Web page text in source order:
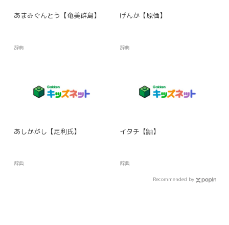
あまみぐんとう【奄美群島】
辞典
げんか【原価】
辞典
あしかがし【足利氏】
辞典
イタチ【鼬】
辞典
Recommended by